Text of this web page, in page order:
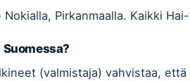
Nokialla, Pirkanmaalla. Kaikki
(valmistaja) vahvistaa,